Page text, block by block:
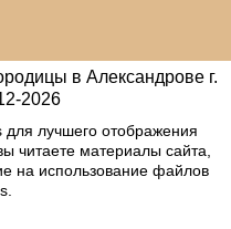
в Александрове г.
2026
лучшего отображения
читаете материалы сайта,
на использование файлов